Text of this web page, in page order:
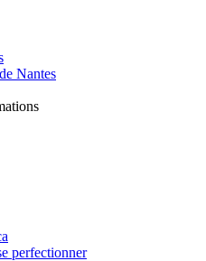
Nantes
perfectionner